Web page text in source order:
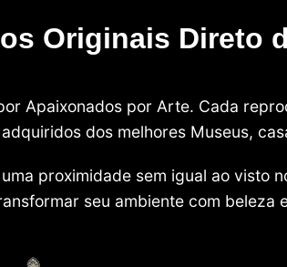
Originais Direto
Apaixonados por Arte. Cada
dos melhores Museus,
proximidade sem igual ao visto
seu ambiente com beleza